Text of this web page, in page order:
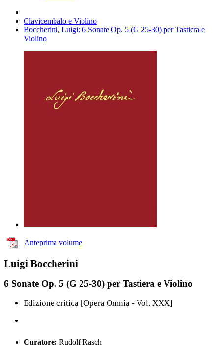
Clavicembalo e Violino
Boccherini, Luigi: 6 Sonate Op. 5 (G 25-30) per Tastiera e
Violino
Anteprima volume
Luigi Boccherini
6 Sonate Op. 5 (G 25-30) per Tastiera e Violino
Edizione critica [Opera Omnia - Vol. XXX]
Curatore: Rudolf Rasch